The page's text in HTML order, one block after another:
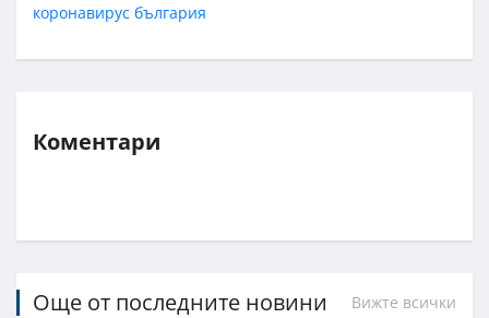
коронавирус българия
Коментари
Още от последните новини Вижте всички